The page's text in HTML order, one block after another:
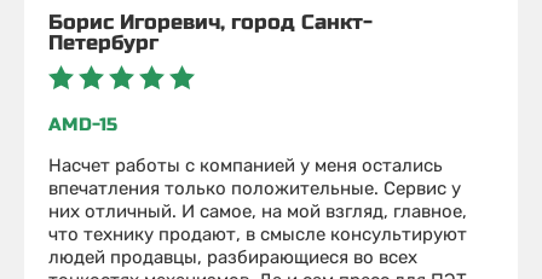
Борис Игоревич, город Санкт-
Петербург
AMD-15
Насчет работы с компанией у меня остались
впечатления только положительные. Сервис у
них отличный. И самое, на мой взгляд, главное,
что технику продают, в смысле консультируют
людей продавцы, разбирающиеся во всех